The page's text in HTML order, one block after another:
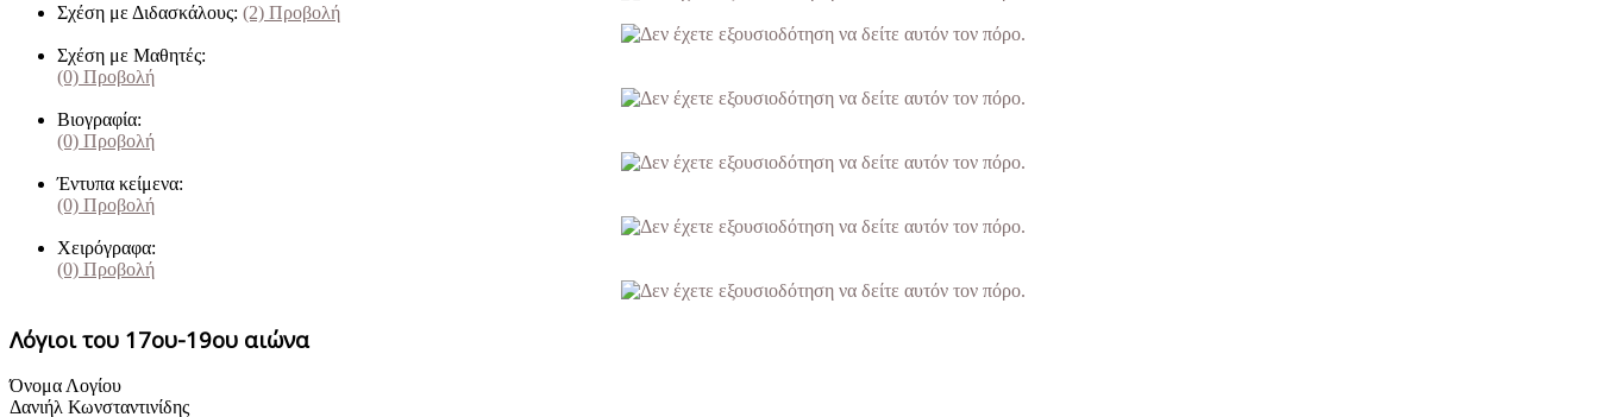
Σχέση με Διδασκάλους: (2) Προβολή
Σχέση με Μαθητές:
(0) Προβολή
Βιογραφία:
(0) Προβολή
Έντυπα κείμενα:
(0) Προβολή
Χειρόγραφα:
(0) Προβολή
Λόγιοι του 17ου-19ου αιώνα
Όνομα Λογίου
Δανιήλ Κωνσταντινίδης